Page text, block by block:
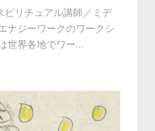
ピリチュアル講師／ミデ
ナジーワークのワークシ
世界各地でワー…